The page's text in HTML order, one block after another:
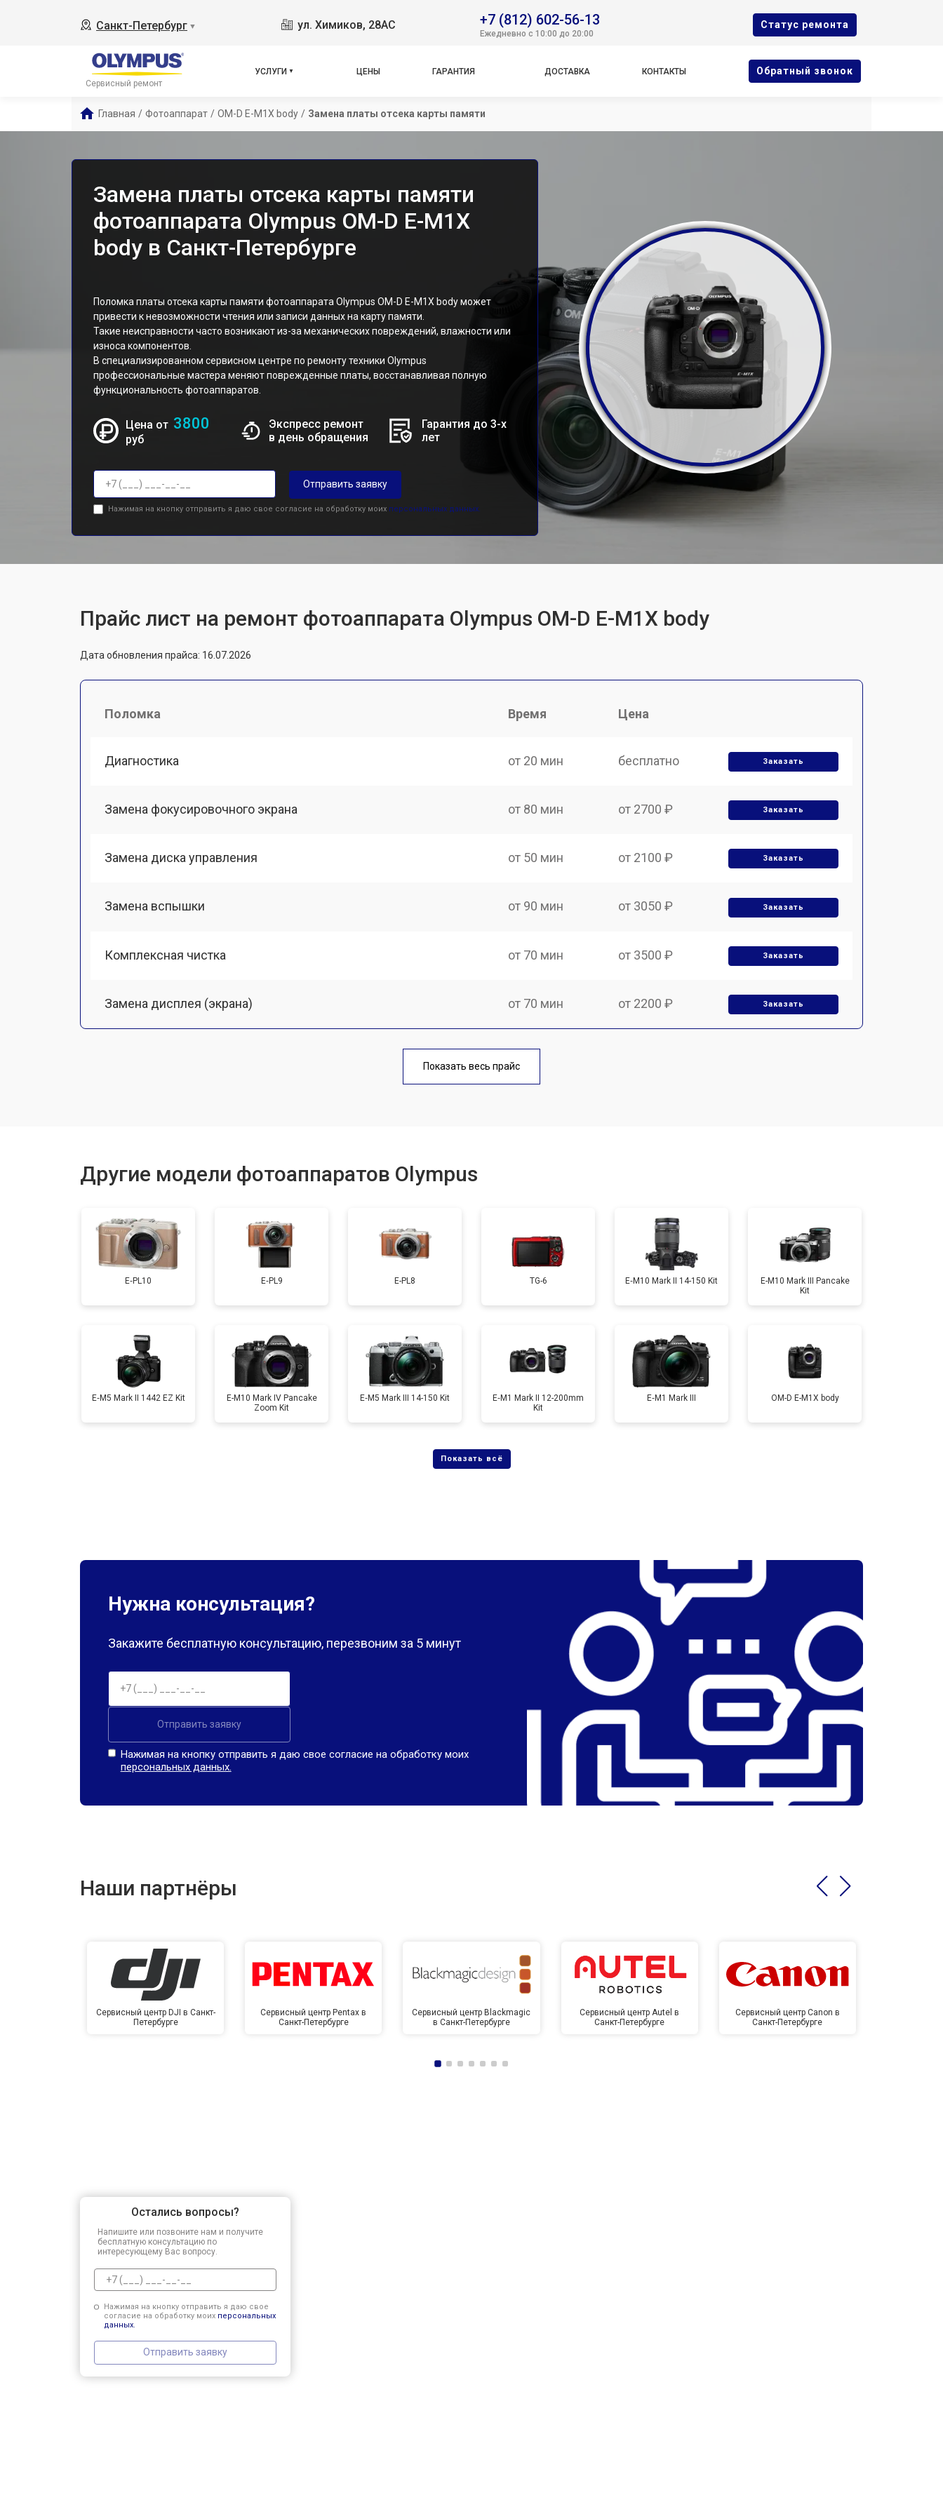
Санкт-Петербург ▼ ул. Химиков, 28АС +7 (812) 602-56-13
Ежедневно с 10:00 до 20:00
Cтатус ремонта
Сервисный ремонт
УСЛУГИ ЦЕНЫ ГАРАНТИЯ ДОСТАВКА КОНТАКТЫ Oбратный звонок
Главная / Фотоаппарат / OM-D E-M1X body / Замена платы отсека карты памяти
Замена платы отсека карты памяти
фотоаппарата Olympus OM-D E-M1X
body в Санкт-Петербурге
Поломка платы отсека карты памяти фотоаппарата Olympus OM-D E-M1X body может
привести к невозможности чтения или записи данных на карту памяти.
Такие неисправности часто возникают из-за механических повреждений, влажности или
износа компонентов.
В специализированном сервисном центре по ремонту техники Olympus
профессиональные мастера меняют поврежденные платы, восстанавливая полную
функциональность фотоаппаратов.
Цена от 3800
руб
Экспресс ремонт
в день обращения
Гарантия до 3-х
лет
Отправить заявку
Нажимая на кнопку отправить я даю свое согласие на обработку моих персональных данных.
Прайс лист на ремонт фотоаппарата Olympus OM-D E-M1X body
Дата обновления прайса: 16.07.2026
Поломка Время Цена
Диагностика от 20 мин бесплатно Заказать
Замена фокусировочного экрана от 80 мин от 2700 ₽ Заказать
Замена диска управления от 50 мин от 2100 ₽ Заказать
Замена вспышки от 90 мин от 3050 ₽ Заказать
Комплексная чистка от 70 мин от 3500 ₽ Заказать
Замена дисплея (экрана) от 70 мин от 2200 ₽ Заказать
от 60 мин
Замена CCD/CMOS матрицы от 120 мин от 4300 ₽ Заказать
Заказать
Чистка матрицы от 90 мин от 3100 ₽ Заказать
Показать весь прайс
Другие модели фотоаппаратов Olympus
E‑PL10 E‑PL9 E-PL8 TG-6 E‑M10 Mark II 14-150 Kit
E-M10 Mark III Pancake
Kit
E‑M5 Mark II 1442 EZ Kit
E-M10 Mark IV Pancake
Zoom Kit
E‑M5 Mark III 14-150 Kit
E‑M1 Mark II 12-200mm
Kit
E‑M1 Mark III OM-D E-M1X body
Нужна консультация?
Закажите бесплатную консультацию, перезвоним за 5 минут
Отправить заявку
Нажимая на кнопку отправить я даю свое согласие на обработку моих
персональных данных.
Наши партнёры
Сервисный центр DJI в Санкт-
Петербурге
Сервисный центр Pentax в
Санкт-Петербурге
Сервисный центр Blackmagic
в Санкт-Петербурге
Сервисный центр Autel в
Санкт-Петербурге
Сервисный центр Canon в
Санкт-Петербурге
Остались вопросы?
Напишите или позвоните нам и получите
бесплатную консультацию по
интересующему Вас вопросу.
Нажимая на кнопку отправить я даю свое
согласие на обработку моих персональных
данных.
Отправить заявку